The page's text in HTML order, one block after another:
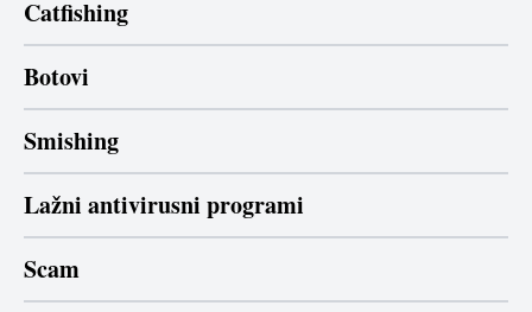
Catfishing
Botovi
Smishing
Lažni antivirusni programi
Scam